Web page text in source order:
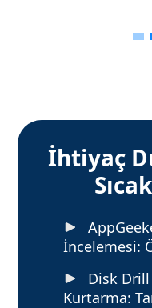
İhtiyaç
İncelemesi:
Disk
Kurtarma: